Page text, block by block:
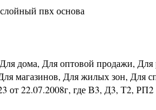
пвх основа
дома, Для оптовой продажи,
магазинов, Для жилых зон, Для
от 22.07.2008г, где В3, Д3, Т2, РП2